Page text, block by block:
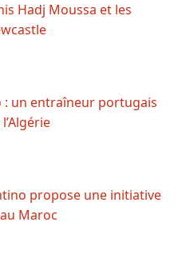
Hadj Moussa et les
: un entraîneur portugais
propose une initiative
Maroc